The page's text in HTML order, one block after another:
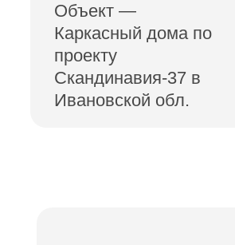
Объект —
Каркасный дома по
проекту
Скандинавия-37 в
Ивановской обл.